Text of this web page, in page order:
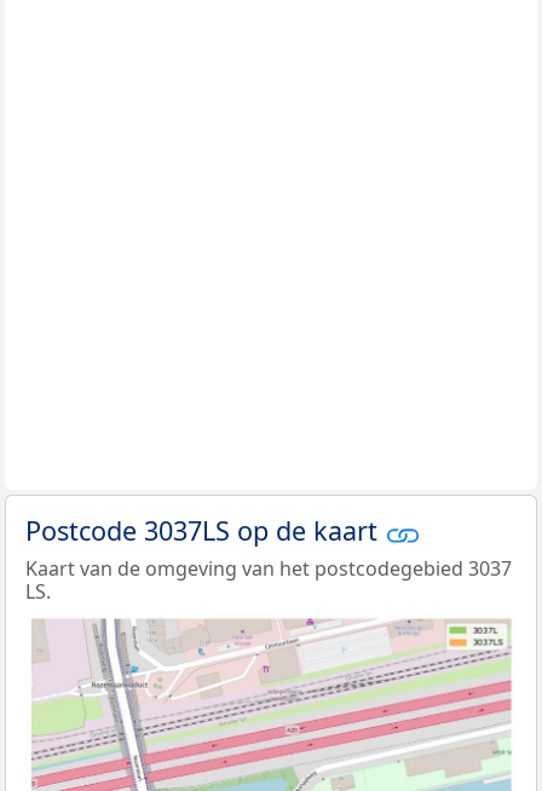
Postcode 3037LS op de kaart
Kaart van de omgeving van het postcodegebied 3037
LS.